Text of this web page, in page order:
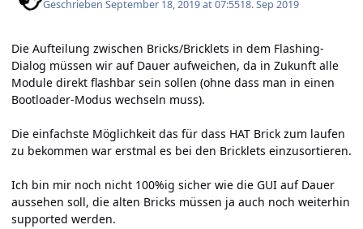
GeschriebenSeptember 18, 2019 at 07:5518. Sep 2019
Die Aufteilung zwischen Bricks/Bricklets in dem Flashing-
Dialog müssen wir auf Dauer aufweichen, da in Zukunft alle
Module direkt flashbar sein sollen (ohne dass man in einen
Bootloader-Modus wechseln muss).
Die einfachste Möglichkeit das für dass HAT Brick zum laufen
zu bekommen war erstmal es bei den Bricklets einzusortieren.
Ich bin mir noch nicht 100%ig sicher wie die GUI auf Dauer
aussehen soll, die alten Bricks müssen ja auch noch weiterhin
supported werden.